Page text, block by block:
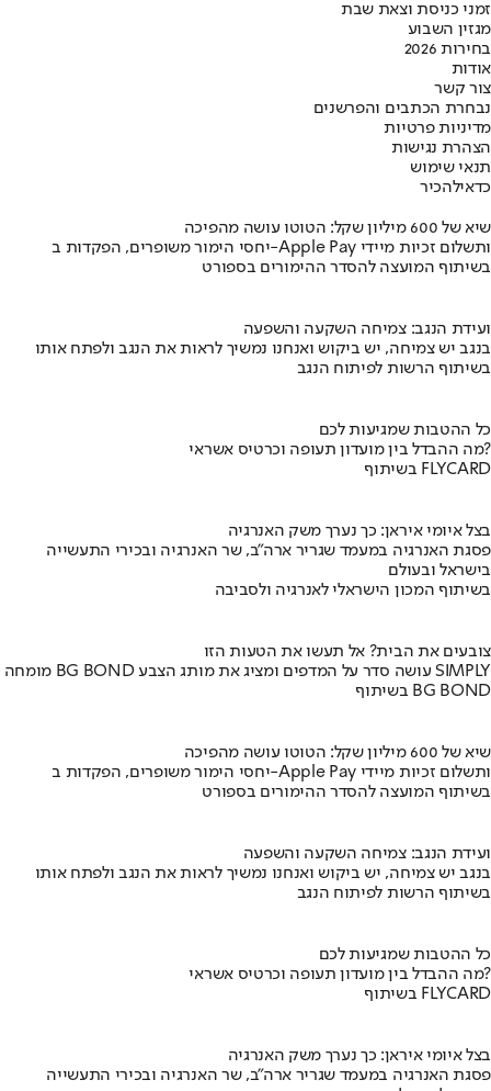
זמני כניסת וצאת שבת
מגזין השבוע
בחירות 2026
אודות
צור קשר
נבחרת הכתבים והפרשנים
מדיניות פרטיות
הצהרת נגישות
תנאי שימוש
כדאילהכיר
שיא של 600 מיליון שקל: הטוטו עושה מהפיכה
יחסי הימור משופרים, הפקדות ב-Apple Pay ותשלום זכיות מיידי
בשיתוף המועצה להסדר ההימורים בספורט
ועידת הנגב: צמיחה השקעה והשפעה
בנגב יש צמיחה, יש ביקוש ואנחנו נמשיך לראות את הנגב ולפתח אותו
בשיתוף הרשות לפיתוח הנגב
כל ההטבות שמגיעות לכם
מה ההבדל בין מועדון תעופה וכרטיס אשראי?
בשיתוף FLYCARD
בצל איומי איראן: כך נערך משק האנרגיה
פסגת האנרגיה במעמד שגריר ארה"ב, שר האנרגיה ובכירי התעשייה
בישראל ובעולם
בשיתוף המכון הישראלי לאנרגיה ולסביבה
צובעים את הבית? אל תעשו את הטעות הזו
מומחה BG BOND עושה סדר על המדפים ומציג את מותג הצבע SIMPLY
בשיתוף BG BOND
שיא של 600 מיליון שקל: הטוטו עושה מהפיכה
יחסי הימור משופרים, הפקדות ב-Apple Pay ותשלום זכיות מיידי
בשיתוף המועצה להסדר ההימורים בספורט
ועידת הנגב: צמיחה השקעה והשפעה
בנגב יש צמיחה, יש ביקוש ואנחנו נמשיך לראות את הנגב ולפתח אותו
בשיתוף הרשות לפיתוח הנגב
כל ההטבות שמגיעות לכם
מה ההבדל בין מועדון תעופה וכרטיס אשראי?
בשיתוף FLYCARD
בצל איומי איראן: כך נערך משק האנרגיה
פסגת האנרגיה במעמד שגריר ארה"ב, שר האנרגיה ובכירי התעשייה